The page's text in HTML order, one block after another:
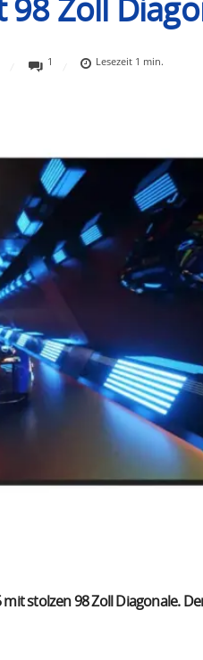
98 Zoll
1 Lesezeit 1 min.
stolzen 98 Zoll Diagonale.